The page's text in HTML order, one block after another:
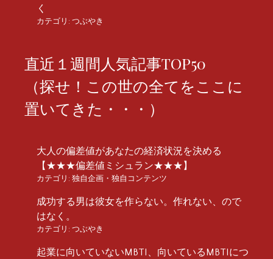
く
カテゴリ: つぶやき
直近１週間人気記事TOP50
（探せ！この世の全てをここに
置いてきた・・・）
大人の偏差値があなたの経済状況を決める
【★★★偏差値ミシュラン★★★】
カテゴリ: 独自企画・独自コンテンツ
成功する男は彼女を作らない。作れない、ので
はなく。
カテゴリ: つぶやき
起業に向いていないMBTI、向いているMBTIにつ